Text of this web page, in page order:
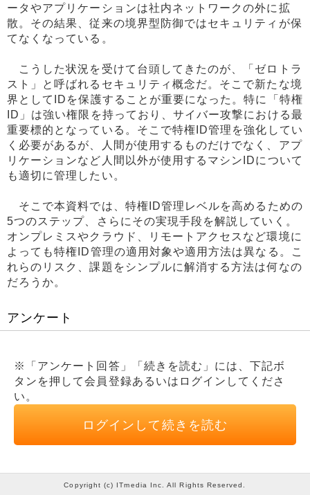
ータやアプリケーションは社内ネットワークの外に拡
散。その結果、従来の境界型防御ではセキュリティが保
てなくなっている。
こうした状況を受けて台頭してきたのが、「ゼロトラ
スト」と呼ばれるセキュリティ概念だ。そこで新たな境
界としてIDを保護することが重要になった。特に「特権
ID」は強い権限を持っており、サイバー攻撃における最
重要標的となっている。そこで特権ID管理を強化してい
く必要があるが、人間が使用するものだけでなく、アプ
リケーションなど人間以外が使用するマシンIDについて
も適切に管理したい。
そこで本資料では、特権ID管理レベルを高めるための
5つのステップ、さらにその実現手段を解説していく。
オンプレミスやクラウド、リモートアクセスなど環境に
よっても特権ID管理の適用対象や適用方法は異なる。こ
れらのリスク、課題をシンプルに解消する方法は何なの
だろうか。
アンケート
※「アンケート回答」「続きを読む」には、下記ボ
タンを押して会員登録あるいはログインしてくださ
い。
ログインして続きを読む
Copyright (c) ITmedia Inc. All Rights Reserved.